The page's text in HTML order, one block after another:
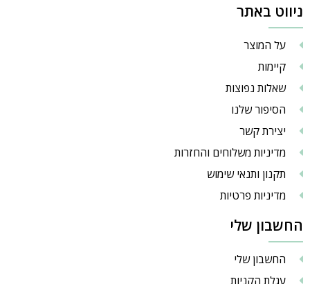
ניווט באתר
על המוצר
קיימות
שאלות נפוצות
הסיפור שלנו
יצירת קשר
מדיניות משלוחים והחזרות
תקנון ותנאי שימוש
מדיניות פרטיות
החשבון שלי
החשבון שלי
עגלת הקניות